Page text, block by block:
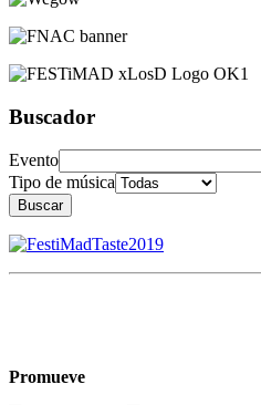
Buscador
Evento
Tipo de música
Buscar
Promueve